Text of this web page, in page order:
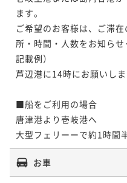
ます。
ご希望のお客様は、ご滞
所・時間・人数をお知らせ
記載例）
芦辺港に14時にお願いし
■船をご利用の場合
唐津港より壱岐港へ
大型フェリーーで約1時間
お車